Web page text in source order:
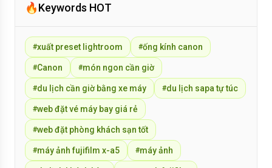
🔥Keywords HOT
#xuất preset lightroom #ống kính canon
#Canon #món ngon cần giờ
#du lịch cần giờ bằng xe máy #du lịch sapa tự túc
#web đặt vé máy bay giá rẻ
#web đặt phòng khách sạn tốt
#máy ảnh fujifilm x-a5 #máy ảnh